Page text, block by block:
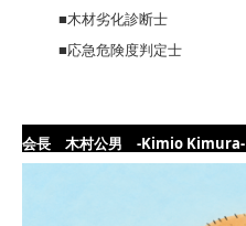
■木材劣化診断士
■応急危険度判定士
会長 木村公男 -Kimio Kimura-